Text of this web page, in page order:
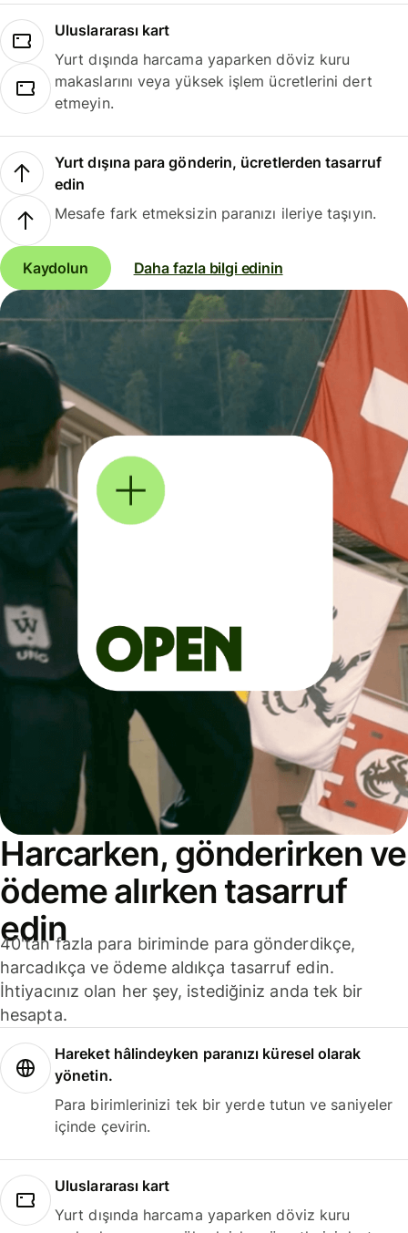
Uluslararası kart
Yurt dışında harcama yaparken döviz kuru
makaslarını veya yüksek işlem ücretlerini dert
etmeyin.
Yurt dışına para gönderin, ücretlerden tasarruf
edin
Mesafe fark etmeksizin paranızı ileriye taşıyın.
Kaydolun Daha fazla bilgi edinin
Harcarken, gönderirken ve
ödeme alırken tasarruf
edin
40'tan fazla para biriminde para gönderdikçe,
harcadıkça ve ödeme aldıkça tasarruf edin.
İhtiyacınız olan her şey, istediğiniz anda tek bir
hesapta.
Hareket hâlindeyken paranızı küresel olarak
yönetin.
Para birimlerinizi tek bir yerde tutun ve saniyeler
içinde çevirin.
Uluslararası kart
Yurt dışında harcama yaparken döviz kuru